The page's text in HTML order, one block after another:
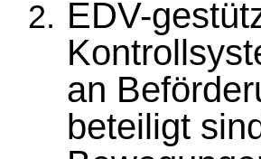
EDV-
an
beteiligt